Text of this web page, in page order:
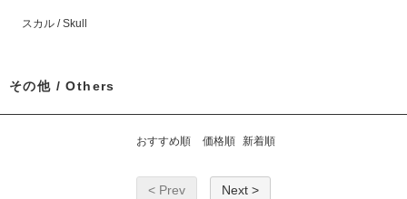
スカル / Skull
その他 / Others
おすすめ順 価格順 新着順
< Prev Next >